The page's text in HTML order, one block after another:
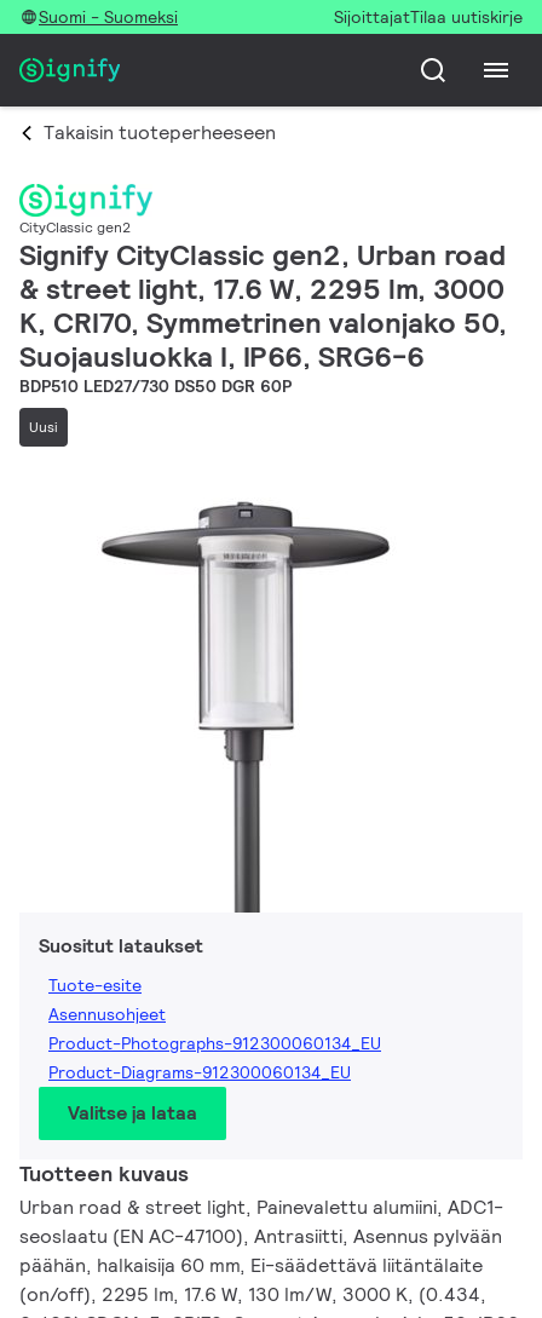
Suomi - Suomeksi SijoittajatTilaa uutiskirje
Takaisin tuoteperheeseen
CityClassic gen2
Signify CityClassic gen2, Urban road
& street light, 17.6 W, 2295 lm, 3000
K, CRI70, Symmetrinen valonjako 50,
Suojausluokka I, IP66, SRG6-6
BDP510 LED27/730 DS50 DGR 60P
Uusi
Suositut lataukset
Tuote-esite
Asennusohjeet
Product-Photographs-912300060134_EU
Product-Diagrams-912300060134_EU
Valitse ja lataa
Tuotteen kuvaus
Urban road & street light, Painevalettu alumiini, ADC1-
seoslaatu (EN AC-47100), Antrasiitti, Asennus pylvään
päähän, halkaisija 60 mm, Ei-säädettävä liitäntälaite
(on/off), 2295 lm, 17.6 W, 130 lm/W, 3000 K, (0.434,